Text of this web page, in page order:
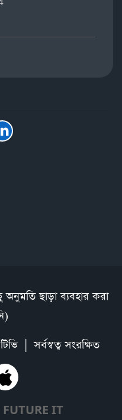
ছাড়া ব্যবহার করা
| সর্বস্বত্ব সংরক্ষিত
FUTURE IT